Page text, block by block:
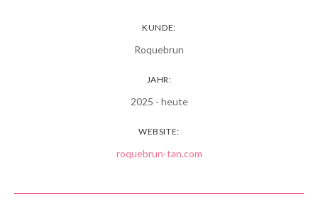
KUNDE:
Roquebrun
JAHR:
2025 - heute
WEBSITE:
roquebrun-tan.com